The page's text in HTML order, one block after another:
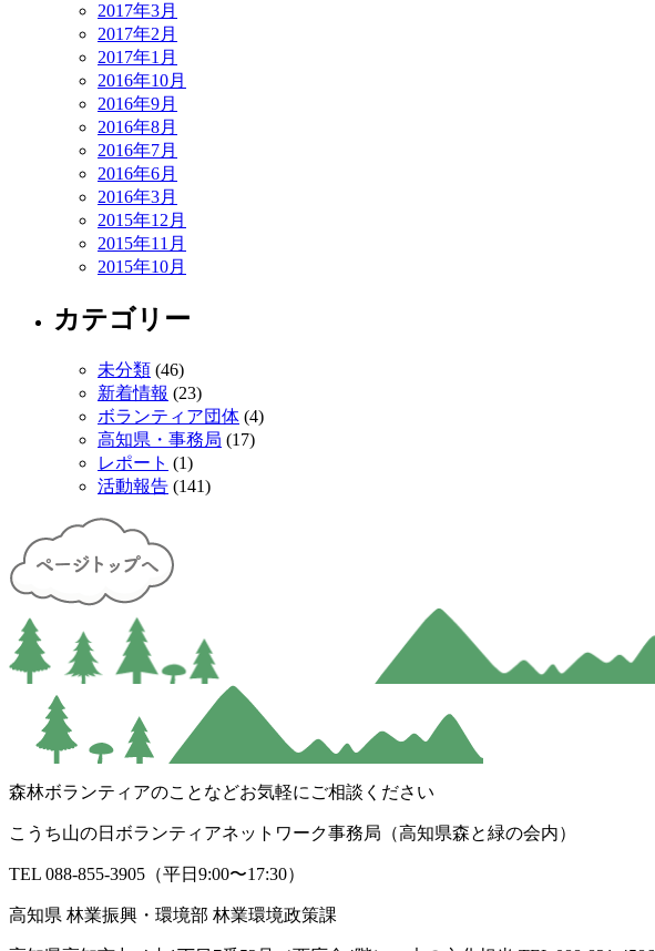
2017年3月
2017年2月
2017年1月
2016年10月
2016年9月
2016年8月
2016年7月
2016年6月
2016年3月
2015年12月
2015年11月
2015年10月
カテゴリー
未分類 (46)
新着情報 (23)
ボランティア団体 (4)
高知県・事務局 (17)
レポート (1)
活動報告 (141)
森林ボランティアのことなどお気軽にご相談ください
こうち山の日ボランティアネットワーク事務局（高知県森と緑の会内）
TEL 088-855-3905（平日9:00〜17:30）
高知県 林業振興・環境部 林業環境政策課